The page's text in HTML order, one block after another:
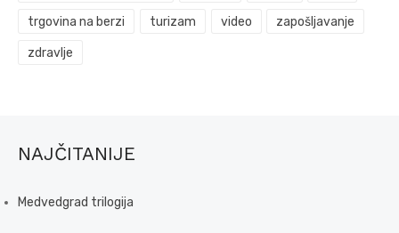
trgovina na berzi turizam video zapošljavanje
zdravlje
NAJČITANIJE
Medvedgrad trilogija